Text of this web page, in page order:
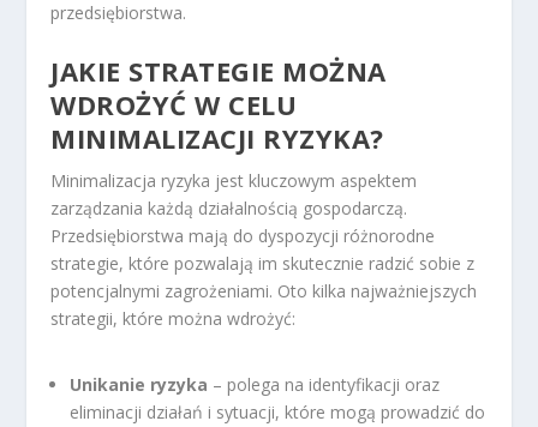
przedsiębiorstwa.
JAKIE STRATEGIE MOŻNA
WDROŻYĆ W CELU
MINIMALIZACJI RYZYKA?
Minimalizacja ryzyka jest kluczowym aspektem
zarządzania każdą działalnością gospodarczą.
Przedsiębiorstwa mają do dyspozycji różnorodne
strategie, które pozwalają im skutecznie radzić sobie z
potencjalnymi zagrożeniami. Oto kilka najważniejszych
strategii, które można wdrożyć:
Unikanie ryzyka – polega na identyfikacji oraz
eliminacji działań i sytuacji, które mogą prowadzić do